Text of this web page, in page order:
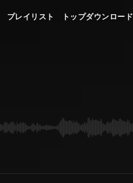
プレイリスト トップダウンロード